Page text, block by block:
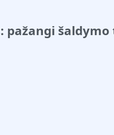
šaldymo